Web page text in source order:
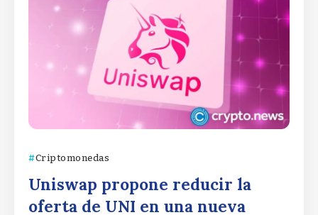
Criptomonedas
Uniswap propone reducir la
oferta de UNI en una nueva